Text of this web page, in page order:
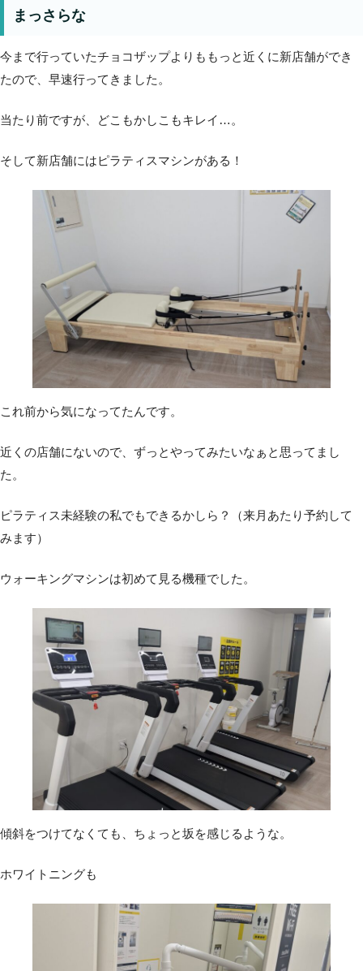
まっさらな
今まで行っていたチョコザップよりももっと近くに新店舗ができ
たので、早速行ってきました。
当たり前ですが、どこもかしこもキレイ…。
そして新店舗にはピラティスマシンがある！
これ前から気になってたんです。
近くの店舗にないので、ずっとやってみたいなぁと思ってまし
た。
ピラティス未経験の私でもできるかしら？（来月あたり予約して
みます）
ウォーキングマシンは初めて見る機種でした。
傾斜をつけてなくても、ちょっと坂を感じるような。
ホワイトニングも